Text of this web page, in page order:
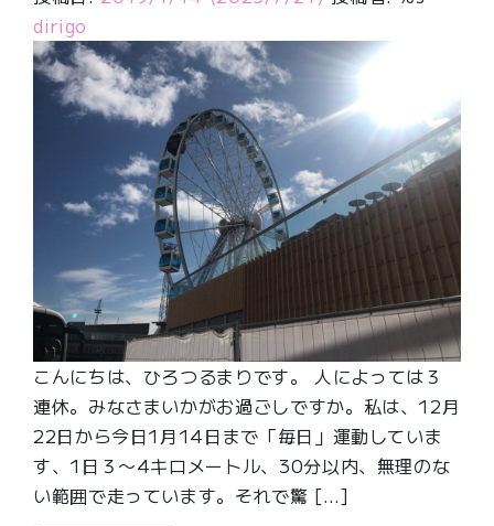
dirigo
こんにちは、ひろつるまりです。 人によっては３
連休。みなさまいかがお過ごしですか。私は、12月
22日から今日1月14日まで「毎日」運動していま
す、1日３〜4キロメートル、30分以内、無理のな
い範囲で走っています。それで驚 […]